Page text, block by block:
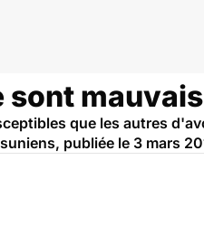
sont
que les autres
publiée le 3 mars